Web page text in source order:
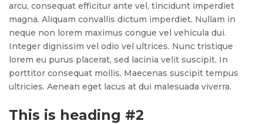
arcu, consequat efficitur ante vel, tincidunt imperdiet
magna. Aliquam convallis dictum imperdiet. Nullam in
neque non lorem maximus congue vel vehicula dui.
Integer dignissim vel odio vel ultrices. Nunc tristique
lorem eu purus placerat, sed lacinia velit suscipit. In
porttitor consequat mollis. Maecenas suscipit tempus
ultricies. Aenean eget lacus at dui malesuada viverra.
This is heading #2